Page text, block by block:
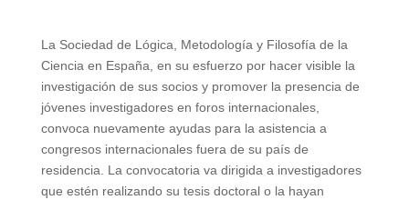
La Sociedad de Lógica, Metodología y Filosofía de la
Ciencia en España, en su esfuerzo por hacer visible la
investigación de sus socios y promover la presencia de
jóvenes investigadores en foros internacionales,
convoca nuevamente ayudas para la asistencia a
congresos internacionales fuera de su país de
residencia. La convocatoria va dirigida a investigadores
que estén realizando su tesis doctoral o la hayan